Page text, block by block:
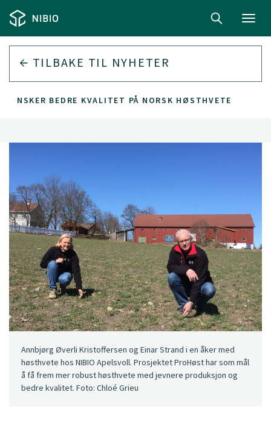
TILBAKE TIL NYHETER
ØNSKER BEDRE KVALITET PÅ NORSK HØSTHVETE
Annbjørg Øverli Kristoffersen og Einar Strand i en åker med
høsthvete hos NIBIO Apelsvoll. Prosjektet ProHøst har som mål
å få frem mer robust høsthvete med jevnere produksjon og
bedre kvalitet. Foto: Chloé Grieu